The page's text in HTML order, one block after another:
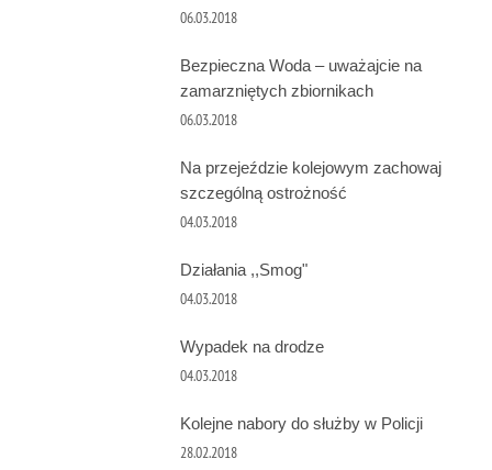
06.03.2018
Bezpieczna Woda – uważajcie na
zamarzniętych zbiornikach
06.03.2018
Na przejeździe kolejowym zachowaj
szczególną ostrożność
04.03.2018
Działania ,,Smog"
04.03.2018
Wypadek na drodze
04.03.2018
Kolejne nabory do służby w Policji
28.02.2018